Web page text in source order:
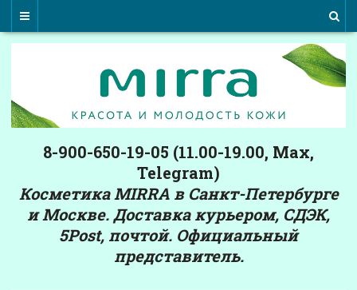
8-900-650-19-05 (11.00-19.00, Max,
Telegram)
Косметика MIRRA в Санкт-Петербурге
и Москве. Доставка курьером, СДЭК,
5Post, почтой. Официальный
представитель.